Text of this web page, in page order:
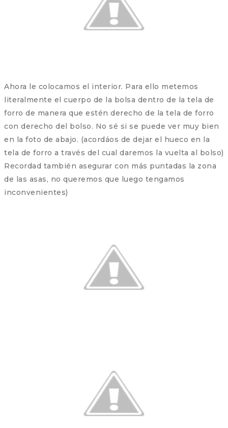
Ahora le colocamos el interior. Para ello metemos
literalmente el cuerpo de la bolsa dentro de la tela de
forro de manera que estén derecho de la tela de forro
con derecho del bolso. No sé si se puede ver muy bien
en la foto de abajo. (acordáos de dejar el hueco en la
tela de forro a través del cual daremos la vuelta al bolso)
Recordad también asegurar con más puntadas la zona
de las asas, no queremos que luego tengamos
inconvenientes)